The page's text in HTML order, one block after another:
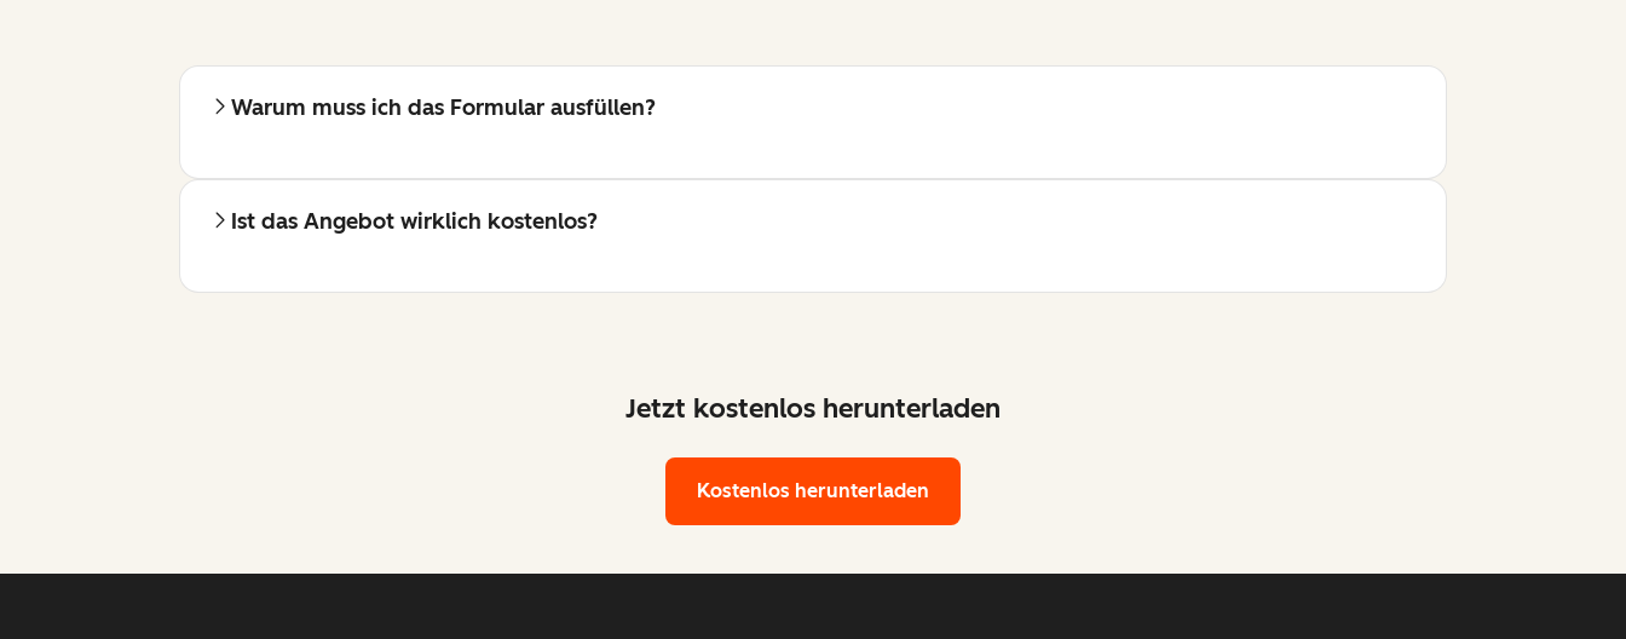
Warum muss ich das Formular ausfüllen?
Ist das Angebot wirklich kostenlos?
Jetzt kostenlos herunterladen
Kostenlos herunterladen